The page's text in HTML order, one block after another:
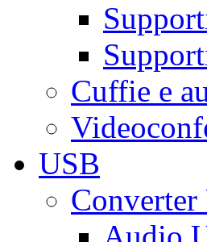
Cuffie e
USB
Converter